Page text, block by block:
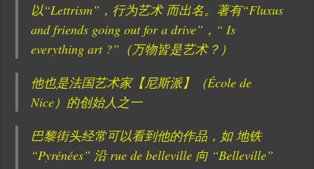
以“Lettrism”，行为艺术 而出名。著有“Fluxus
and friends going out for a drive”，“ Is
everything art ?”（万物皆是艺术？）
他也是法国艺术家【尼斯派】（École de
Nice）的创始人之一
巴黎街头经常可以看到他的作品，如 地铁
“Pyrénées” 沿 rue de belleville 向 “Belleville”